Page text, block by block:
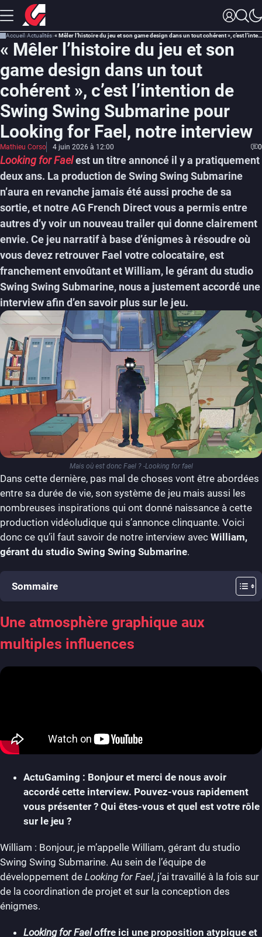
Accueil Actualités « Mêler l’histoire du jeu et son game design dans un tout cohérent », c’est l’intention de Swing Swing Submarine pour Looking for Fael, notre interview
« Mêler l’histoire du jeu et son
game design dans un tout
cohérent », c’est l’intention de
Swing Swing Submarine pour
Looking for Fael, notre interview
Mathieu Corso 4 juin 2026 à 12:00 0
Looking for Faelest un titre annoncé il y a pratiquement
deux ans. La production de Swing Swing Submarine
n’aura en revanche jamais été aussi proche de sa
sortie, et notre AG French Direct vous a permis entre
autres d’y voir un nouveau trailer qui donne clairement
envie. Ce jeu narratif à base d’énigmes à résoudre où
vous devez retrouver Fael votre colocataire, est
franchement envoûtant et William, le gérant du studio
Swing Swing Submarine, nous a justement accordé une
interview afin d’en savoir plus sur le jeu.
Mais où est donc Fael ? -Looking for fael
Dans cette dernière, pas mal de choses vont être abordées
entre sa durée de vie, son système de jeu mais aussi les
nombreuses inspirations qui ont donné naissance à cette
production vidéoludique qui s’annonce clinquante. Voici
donc ce qu’il faut savoir de notre interview avec William,
gérant du studio Swing Swing Submarine.
Sommaire
Une atmosphère graphique aux
multiples influences
ActuGaming : Bonjour et merci de nous avoir
accordé cette interview. Pouvez-vous rapidement
vous présenter ? Qui êtes-vous et quel est votre rôle
sur le jeu ?
William : Bonjour, je m’appelle William, gérant du studio
Swing Swing Submarine. Au sein de l’équipe de
développement de Looking for Fael, j’ai travaillé à la fois sur
de la coordination de projet et sur la conception des
énigmes.
Looking for Faeloffre ici une proposition atypique et